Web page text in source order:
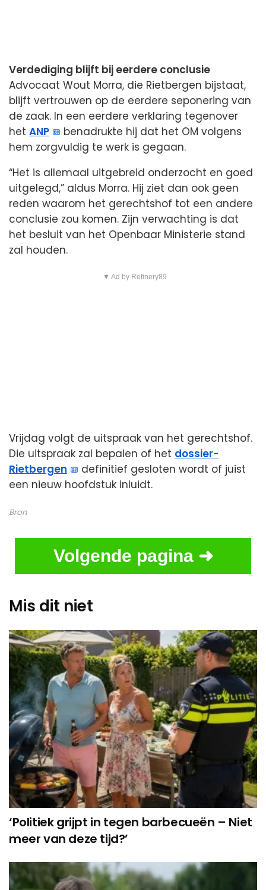
Verdediging blijft bij eerdere conclusie
Advocaat Wout Morra, die Rietbergen bijstaat,
blijft vertrouwen op de eerdere seponering van
de zaak. In een eerdere verklaring tegenover
het ANP
benadrukte hij dat het OM volgens
hem zorgvuldig te werk is gegaan.
“Het is allemaal uitgebreid onderzocht en goed
uitgelegd,” aldus Morra. Hij ziet dan ook geen
reden waarom het gerechtshof tot een andere
conclusie zou komen. Zijn verwachting is dat
het besluit van het Openbaar Ministerie stand
zal houden.
▼ Ad by Refinery89
Vrijdag volgt de uitspraak van het gerechtshof.
Die uitspraak zal bepalen of het dossier-
Rietbergen
definitief gesloten wordt of juist
een nieuw hoofdstuk inluidt.
Bron
Volgende pagina ➜
Mis dit niet
‘Politiek grijpt in tegen barbecueën – Niet
meer van deze tijd?’